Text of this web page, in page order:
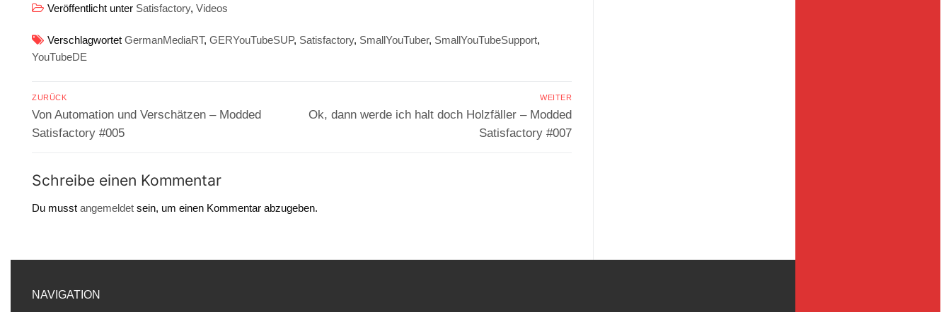
Veröffentlicht unter Satisfactory, Videos
Verschlagwortet GermanMediaRT, GERYouTubeSUP, Satisfactory, SmallYouTuber, SmallYouTubeSupport,
YouTubeDE
Beitragsnavigation
ZURÜCK
Vorheriger
Beitrag:
Von Automation und Verschätzen – Modded
Satisfactory #005
WEITER
Nächster
Ok, dann werde ich halt doch Holzfäller – Modded
Satisfactory #007
Schreibe einen Kommentar
Du musst angemeldet sein, um einen Kommentar abzugeben.
NAVIGATION